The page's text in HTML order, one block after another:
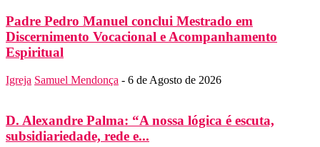
Padre Pedro Manuel conclui Mestrado em
Discernimento Vocacional e Acompanhamento
Espiritual
Igreja Samuel Mendonça - 6 de Agosto de 2026
D. Alexandre Palma: “A nossa lógica é escuta,
subsidiariedade, rede e...